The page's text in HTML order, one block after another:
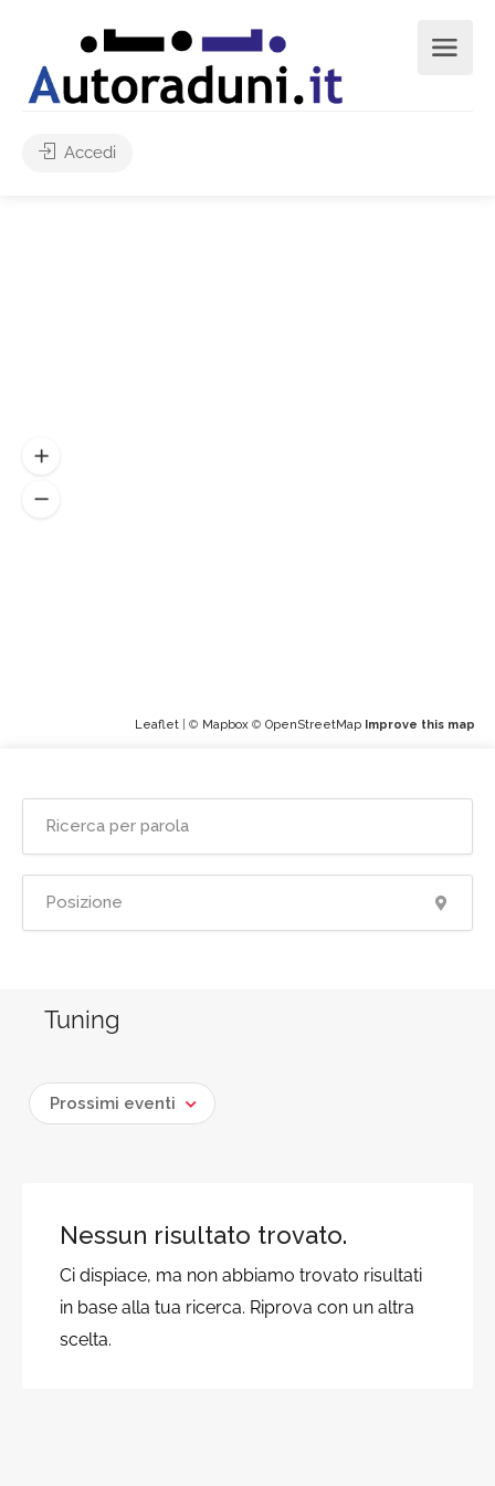
Accedi
Tuning
Prossimi eventi
Nessun risultato trovato.
Ci dispiace, ma non abbiamo trovato risultati
in base alla tua ricerca. Riprova con un altra
scelta.
Leaflet | © Mapbox © OpenStreetMap Improve this map